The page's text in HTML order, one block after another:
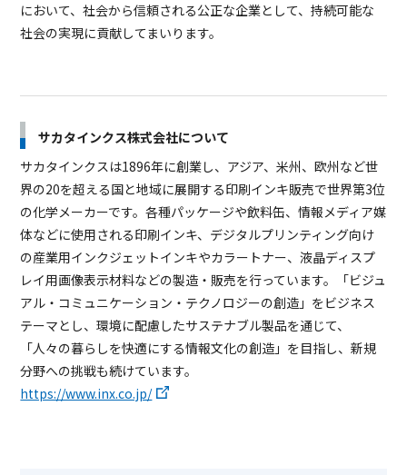
において、社会から信頼される公正な企業として、持続可能な
社会の実現に貢献してまいります。
サカタインクス株式会社について
サカタインクスは1896年に創業し、アジア、米州、欧州など世
界の20を超える国と地域に展開する印刷インキ販売で世界第3位
の化学メーカーです。各種パッケージや飲料缶、情報メディア媒
体などに使用される印刷インキ、デジタルプリンティング向け
の産業用インクジェットインキやカラートナー、液晶ディスプ
レイ用画像表示材料などの製造・販売を行っています。「ビジュ
アル・コミュニケーション・テクノロジーの創造」をビジネス
テーマとし、環境に配慮したサステナブル製品を通じて、
「人々の暮らしを快適にする情報文化の創造」を目指し、新規
分野への挑戦も続けています。
https://www.inx.co.jp/